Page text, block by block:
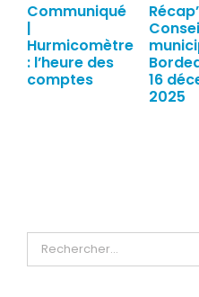
Communiqué
|
Hurmicomètre
: l’heure des
comptes
16
2025
Rechercher: